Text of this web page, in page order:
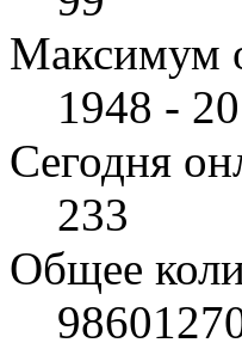
Максимум
1948 -
Сегодня
233
Общее